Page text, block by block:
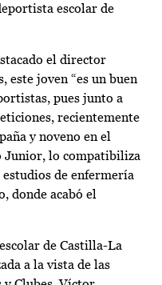
escolar de
el director
este joven “es un buen
pues junto a
recientemente
y noveno en el
Junior, lo compatibiliza
estudios de enfermería
donde acabó el
de Castilla-La
a la vista de las